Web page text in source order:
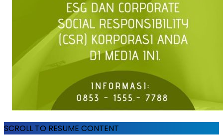
SCROLL TO RESUME CONTENT